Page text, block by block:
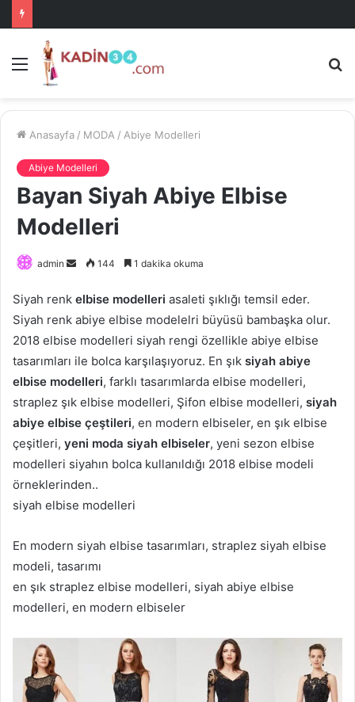
Menü
Anasayfa / MODA / Abiye Modelleri
Abiye Modelleri
Bayan Siyah Abiye Elbise
Modelleri
admin
Bir
posta
göndermek
144 1 dakika okuma
Siyah renk elbise modelleri asaleti şıklığı temsil eder.
Siyah renk abiye elbise modelelri büyüsü bambaşka olur.
2018 elbise modelleri siyah rengi özellikle abiye elbise
tasarımları ile bolca karşılaşıyoruz. En şık siyah abiye
elbise modelleri, farklı tasarımlarda elbise modelleri,
straplez şık elbise modelleri, Şifon elbise modelleri, siyah
abiye elbise çeştileri, en modern elbiseler, en şık elbise
çeşitleri, yeni moda siyah elbiseler, yeni sezon elbise
modelleri siyahın bolca kullanıldığı 2018 elbise modeli
örneklerinden..
siyah elbise modelleri
En modern siyah elbise tasarımları, straplez siyah elbise
modeli, tasarımı
en şık straplez elbise modelleri, siyah abiye elbise
modelleri, en modern elbiseler